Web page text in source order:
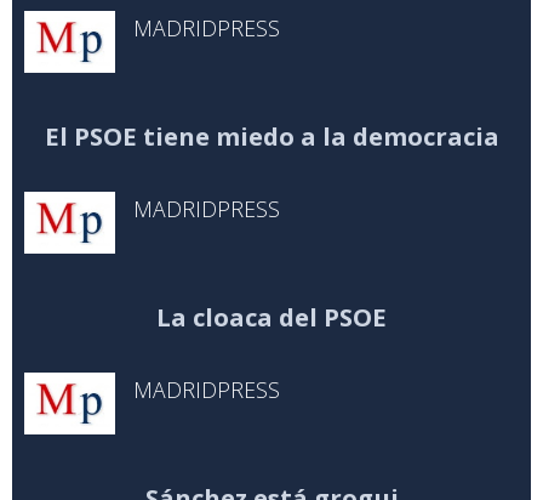
MADRIDPRESS
El PSOE tiene miedo a la democracia
MADRIDPRESS
La cloaca del PSOE
MADRIDPRESS